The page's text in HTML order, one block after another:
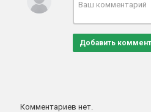
Добавить
Комментариев нет.